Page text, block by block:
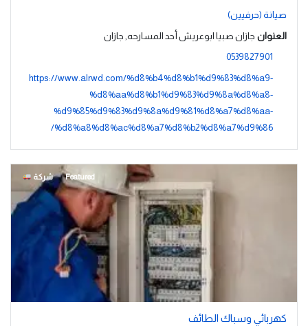
صيانة (حرفيين)
العنوان جازان صبيا ابوعريش أحد المسارحه, جازان
0539827901
https://www.alrwd.com/%d8%b4%d8%b1%d9%83%d8%a9-
%d8%aa%d8%b1%d9%83%d9%8a%d8%a8-
%d9%85%d9%83%d9%8a%d9%81%d8%a7%d8%aa-
%d8%a8%d8%ac%d8%a7%d8%b2%d8%a7%d9%86/
Featured شركة
كهربائي وسباك الطائف